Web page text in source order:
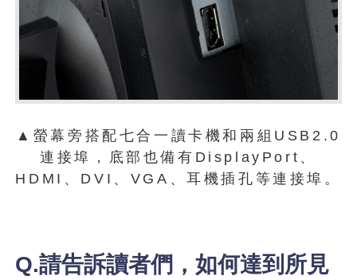
▲螢幕旁搭配七合一讀卡機和兩組USB2.0
連接埠，底部也備有DisplayPort、
HDMI、DVI、VGA、耳機插孔等連接埠。
Q.請告訴讀者們，如何達到所見